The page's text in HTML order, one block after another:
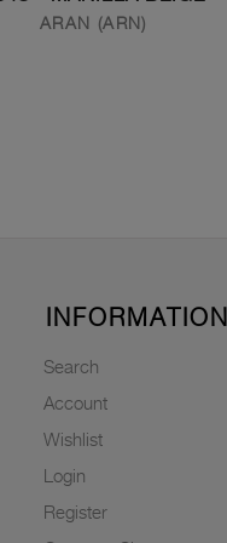
ARAN (ARN)
INFORMATION
Search
Account
Wishlist
Login
Register